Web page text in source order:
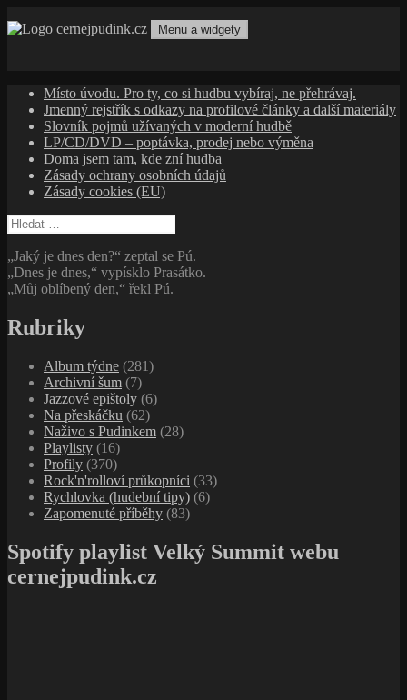
k
Menu a widgety
Místo úvodu. Pro ty, co si hudbu vybíraj, ne přehrávaj.
Jmenný rejstřík s odkazy na profilové články a další materiály
Slovník pojmů užívaných v moderní hudbě
LP/CD/DVD – poptávka, prodej nebo výměna
Doma jsem tam, kde zní hudba
Zásady ochrany osobních údajů
Zásady cookies (EU)
Vyhledávání
„Jaký je dnes den?“ zeptal se Pú.
„Dnes je dnes,“ vypísklo Prasátko.
„Můj oblíbený den,“ řekl Pú.
Rubriky
Album týdne (281)
Archivní šum (7)
Jazzové epištoly (6)
Na přeskáčku (62)
Naživo s Pudinkem (28)
Playlisty (16)
Profily (370)
Rock'n'rolloví průkopníci (33)
Rychlovka (hudební tipy) (6)
Zapomenuté příběhy (83)
Spotify playlist Velký Summit webu
cernejpudink.cz